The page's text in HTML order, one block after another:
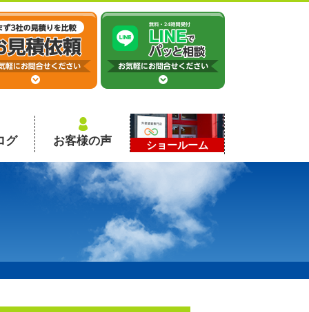
グ お客様の声 ショールーム